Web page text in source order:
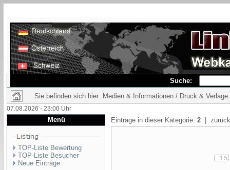
Suche:
Sie befinden sich hier: Medien & Informationen / Druck & Verlage
07.08.2026 - 23:00 Uhr
Menü
TOP-Liste Bewertung
TOP-Liste Besucher
Neue Einträge
Einträge in dieser Kategorie: 2 |